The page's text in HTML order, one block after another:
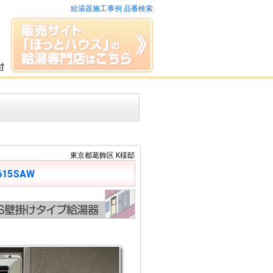
給湯器施工事例 品番検索
東京都葛飾区 K様邸